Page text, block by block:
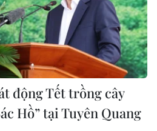
động Tết trồng cây
Hồ” tại Tuyên Quang